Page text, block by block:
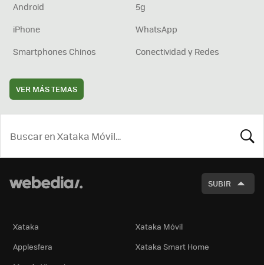
Android
5g
iPhone
WhatsApp
Smartphones Chinos
Conectividad y Redes
VER MÁS TEMAS
SUBIR
Xataka
Xataka Móvil
Applesfera
Xataka Smart Home